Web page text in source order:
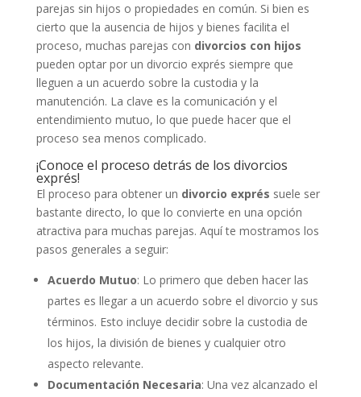
parejas sin hijos o propiedades en común. Si bien es
cierto que la ausencia de hijos y bienes facilita el
proceso, muchas parejas con divorcios con hijos
pueden optar por un divorcio exprés siempre que
lleguen a un acuerdo sobre la custodia y la
manutención. La clave es la comunicación y el
entendimiento mutuo, lo que puede hacer que el
proceso sea menos complicado.
¡Conoce el proceso detrás de los divorcios
exprés!
El proceso para obtener un divorcio exprés suele ser
bastante directo, lo que lo convierte en una opción
atractiva para muchas parejas. Aquí te mostramos los
pasos generales a seguir:
Acuerdo Mutuo: Lo primero que deben hacer las
partes es llegar a un acuerdo sobre el divorcio y sus
términos. Esto incluye decidir sobre la custodia de
los hijos, la división de bienes y cualquier otro
aspecto relevante.
Documentación Necesaria: Una vez alcanzado el